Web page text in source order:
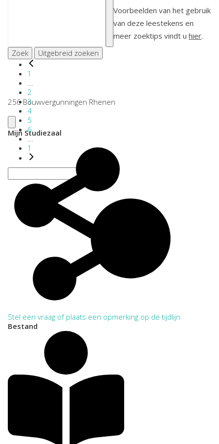
Voorbeelden van het gebruik
van deze leestekens en
meer zoektips vindt u hier.
Zoek
Uitgebreid zoeken
1
2
3
4
5
6
...
1
256 Bouwvergunningen Rhenen
Mijn Studiezaal
Stel een vraag of plaats een opmerking op de tijdlijn
Bestand